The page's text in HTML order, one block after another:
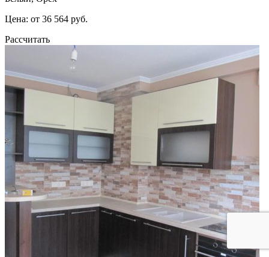
Цена: от 36 564 руб.
Рассчитать